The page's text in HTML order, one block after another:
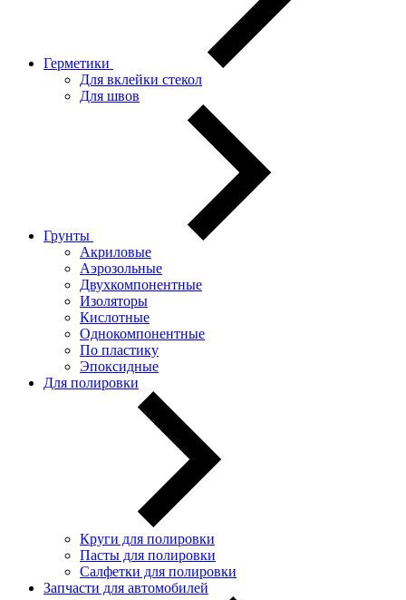
Герметики
Для вклейки стекол
Для швов
Грунты
Акриловые
Аэрозольные
Двухкомпонентные
Изоляторы
Кислотные
Однокомпонентные
По пластику
Эпоксидные
Для полировки
Круги для полировки
Пасты для полировки
Салфетки для полировки
Запчасти для автомобилей